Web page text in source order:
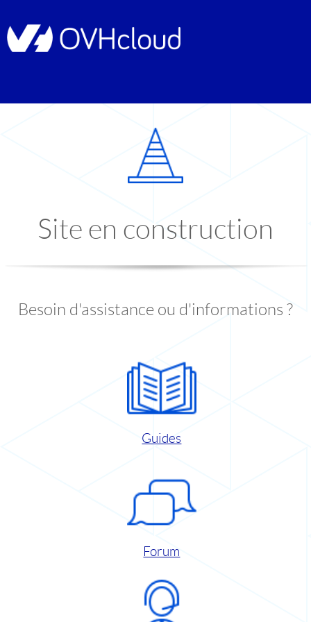
Site en construction
Besoin d'assistance ou d'informations ?
Guides
Forum